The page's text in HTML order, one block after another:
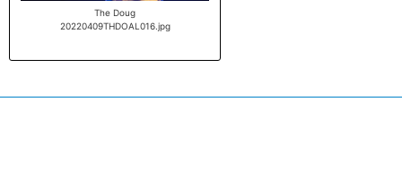
The Doug
20220409THDOAL016.jpg